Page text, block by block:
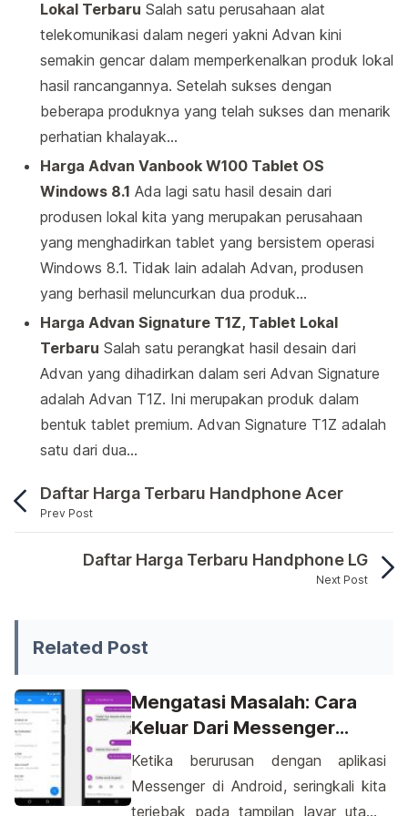
Lokal Terbaru Salah satu perusahaan alat
telekomunikasi dalam negeri yakni Advan kini
semakin gencar dalam memperkenalkan produk lokal
hasil rancangannya. Setelah sukses dengan
beberapa produknya yang telah sukses dan menarik
perhatian khalayak…
Harga Advan Vanbook W100 Tablet OS
Windows 8.1 Ada lagi satu hasil desain dari
produsen lokal kita yang merupakan perusahaan
yang menghadirkan tablet yang bersistem operasi
Windows 8.1. Tidak lain adalah Advan, produsen
yang berhasil meluncurkan dua produk…
Harga Advan Signature T1Z, Tablet Lokal
Terbaru Salah satu perangkat hasil desain dari
Advan yang dihadirkan dalam seri Advan Signature
adalah Advan T1Z. Ini merupakan produk dalam
bentuk tablet premium. Advan Signature T1Z adalah
satu dari dua…
Daftar Harga Terbaru Handphone Acer
Prev Post
Di dalam maraknya industri tehnologi computer
Daftar Harga Terbaru Handphone LG
Next Post
Related Post
Mengatasi Masalah: Cara
Keluar Dari Messenger
Android Dengan Mudah
Ketika berurusan dengan aplikasi
Messenger di Android, seringkali kita
terjebak pada tampilan layar utama